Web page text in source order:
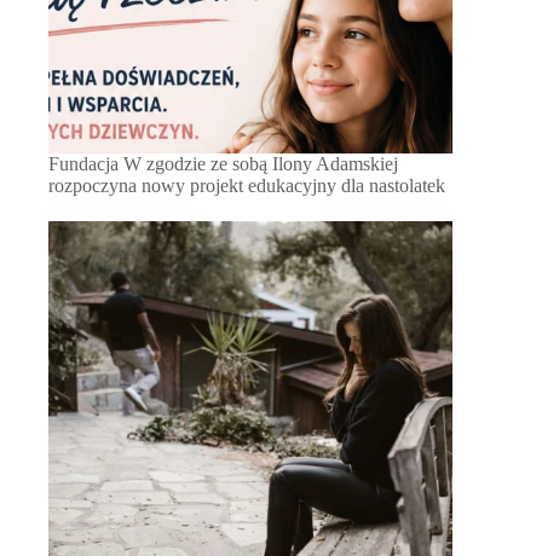
Fundacja W zgodzie ze sobą Ilony Adamskiej
rozpoczyna nowy projekt edukacyjny dla nastolatek